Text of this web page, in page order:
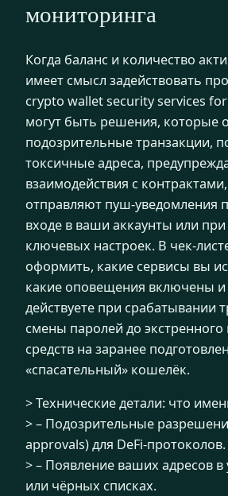
мониторинга
Когда баланс и количество
имеет смысл задействовать
crypto wallet security services
могут быть решения, которые
подозрительные транзакции,
токсичные адреса,
взаимодействия с
отправляют пуш-уведомления
входе в ваши аккаунты или
ключевых настроек. В чек-
оформить, какие сервисы вы
какие оповещения включены и
действуете при срабатывании
смены паролей до экстренного
средств на заранее
«спасательный» кошелёк.
> Технические детали: что
> – Подозрительные
approvals) для DeFi-протоколов.
> – Появление ваших адресов в
или чёрных списках.